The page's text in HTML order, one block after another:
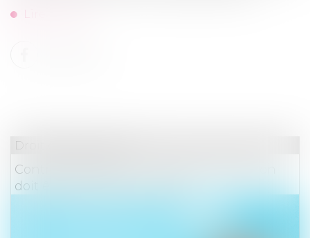
Contrat d’assurance : la clause d’exclusion
doit être formelle et limitée
Droit des assurances